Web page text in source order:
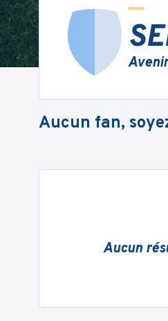
Aucun fan,
Aucun